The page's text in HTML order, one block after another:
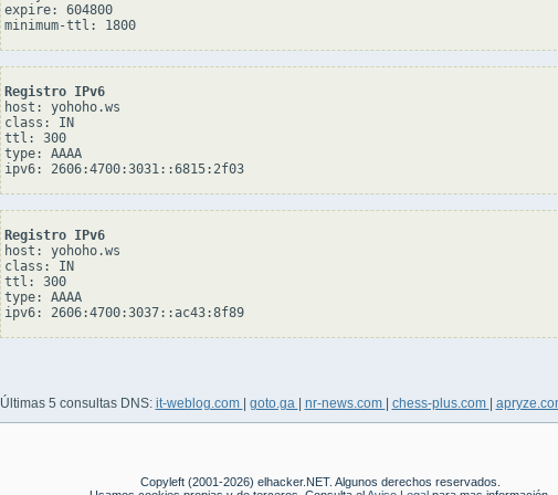
expire: 604800
minimum-ttl: 1800
Registro IPv6
host: yohoho.ws
class: IN
ttl: 300
type: AAAA
ipv6: 2606:4700:3031::6815:2f03
Registro IPv6
host: yohoho.ws
class: IN
ttl: 300
type: AAAA
ipv6: 2606:4700:3037::ac43:8f89
Últimas 5 consultas DNS: it-weblog.com goto.ga nr-news.com chess-plus.com
Copyleft (2001-2026) elhacker.NET. Algunos derechos reservados.